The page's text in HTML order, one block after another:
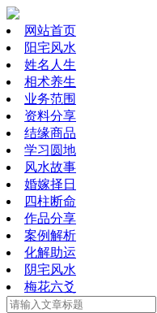
网站首页
阳宅风水
姓名人生
相术养生
业务范围
资料分享
结缘商品
学习圆地
风水故事
婚嫁择日
四柱断命
作品分享
案例解析
化解助运
阴宅风水
梅花六爻